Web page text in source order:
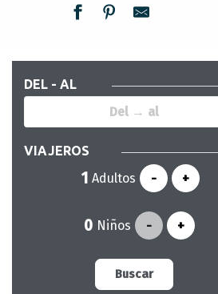
DEL - AL
VIAJEROS
Adultos - +
Niños - +
Buscar